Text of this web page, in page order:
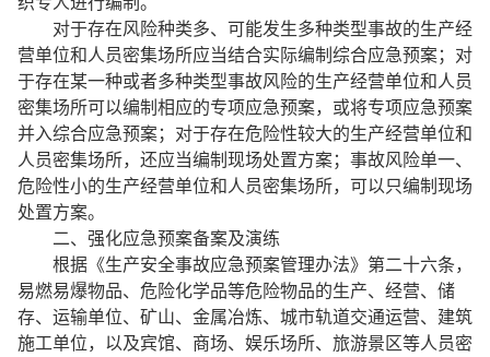
对于存在风险种类多、可能发生多种类型事故的生产经
营单位和人员密集场所应当结合实际编制综合应急预案；对
于存在某一种或者多种类型事故风险的生产经营单位和人员
密集场所可以编制相应的专项应急预案，或将专项应急预案
并入综合应急预案；对于存在危险性较大的生产经营单位和
人员密集场所，还应当编制现场处置方案；事故风险单一、
危险性小的生产经营单位和人员密集场所，可以只编制现场
处置方案。
二、强化应急预案备案及演练
根据《生产安全事故应急预案管理办法》第二十六条，
易燃易爆物品、危险化学品等危险物品的生产、经营、储
存、运输单位、矿山、金属冶炼、城市轨道交通运营、建筑
施工单位，以及宾馆、商场、娱乐场所、旅游景区等人员密